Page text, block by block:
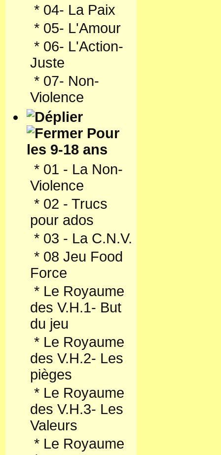
* 04- La Paix
* 05- L'Amour
* 06- L'Action-
Juste
* 07- Non-
Violence
Pour
les 9-18 ans
* 01 - La Non-
Violence
* 02 - Trucs
pour ados
* 03 - La C.N.V.
* 08 Jeu Food
Force
* Le Royaume
des V.H.1- But
du jeu
* Le Royaume
des V.H.2- Les
pièges
* Le Royaume
des V.H.3- Les
Valeurs
* Le Royaume